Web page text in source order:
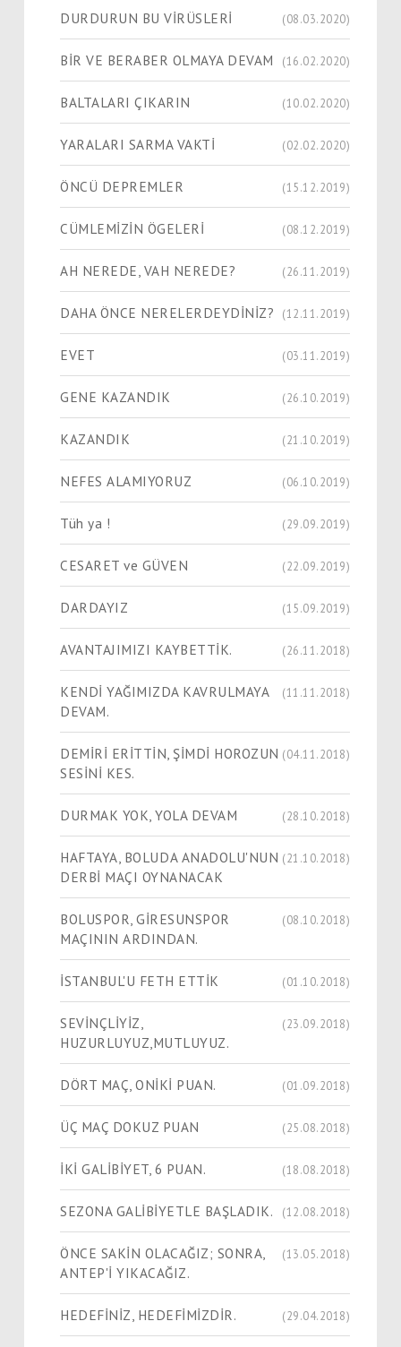
DURDURUN BU VİRÜSLERİ (08.03.2020)
BİR VE BERABER OLMAYA DEVAM (16.02.2020)
BALTALARI ÇIKARIN (10.02.2020)
YARALARI SARMA VAKTİ (02.02.2020)
ÖNCÜ DEPREMLER (15.12.2019)
CÜMLEMİZİN ÖGELERİ (08.12.2019)
AH NEREDE, VAH NEREDE? (26.11.2019)
DAHA ÖNCE NERELERDEYDİNİZ? (12.11.2019)
EVET (03.11.2019)
GENE KAZANDIK (26.10.2019)
KAZANDIK (21.10.2019)
NEFES ALAMIYORUZ (06.10.2019)
Tüh ya ! (29.09.2019)
CESARET ve GÜVEN (22.09.2019)
DARDAYIZ (15.09.2019)
AVANTAJIMIZI KAYBETTİK. (26.11.2018)
KENDİ YAĞIMIZDA KAVRULMAYA
DEVAM.
(11.11.2018)
DEMİRİ ERİTTİN, ŞİMDİ HOROZUN
SESİNİ KES.
(04.11.2018)
DURMAK YOK, YOLA DEVAM (28.10.2018)
HAFTAYA, BOLUDA ANADOLU'NUN
DERBİ MAÇI OYNANACAK
(21.10.2018)
BOLUSPOR, GİRESUNSPOR
MAÇININ ARDINDAN.
(08.10.2018)
İSTANBUL'U FETH ETTİK (01.10.2018)
SEVİNÇLİYİZ,
HUZURLUYUZ,MUTLUYUZ.
(23.09.2018)
DÖRT MAÇ, ONİKİ PUAN. (01.09.2018)
ÜÇ MAÇ DOKUZ PUAN (25.08.2018)
İKİ GALİBİYET, 6 PUAN. (18.08.2018)
SEZONA GALİBİYETLE BAŞLADIK. (12.08.2018)
ÖNCE SAKİN OLACAĞIZ; SONRA,
ANTEP'İ YIKACAĞIZ.
(13.05.2018)
HEDEFİNİZ, HEDEFİMİZDİR. (29.04.2018)